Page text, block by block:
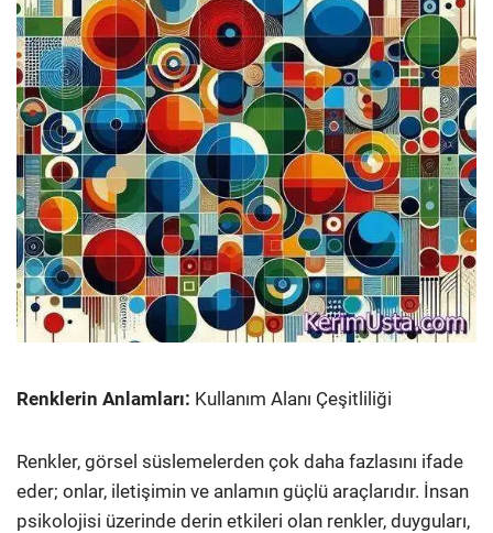
Renklerin Anlamları: Kullanım Alanı Çeşitliliği
Renkler, görsel süslemelerden çok daha fazlasını ifade
eder; onlar, iletişimin ve anlamın güçlü araçlarıdır. İnsan
psikolojisi üzerinde derin etkileri olan renkler, duyguları,